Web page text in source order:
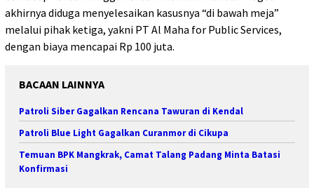
akhirnya diduga menyelesaikan kasusnya “di bawah meja”
melalui pihak ketiga, yakni PT Al Maha for Public Services,
dengan biaya mencapai Rp 100 juta.
BACAAN LAINNYA
Patroli Siber Gagalkan Rencana Tawuran di Kendal
Patroli Blue Light Gagalkan Curanmor di Cikupa
Temuan BPK Mangkrak, Camat Talang Padang Minta Batasi
Konfirmasi